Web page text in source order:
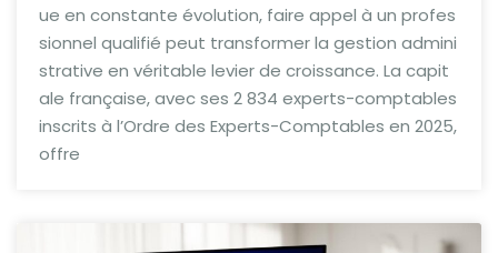
ue en constante évolution, faire appel à un profes
sionnel qualifié peut transformer la gestion admini
strative en véritable levier de croissance. La capit
ale française, avec ses 2 834 experts-comptables
inscrits à l’Ordre des Experts-Comptables en 2025,
offre